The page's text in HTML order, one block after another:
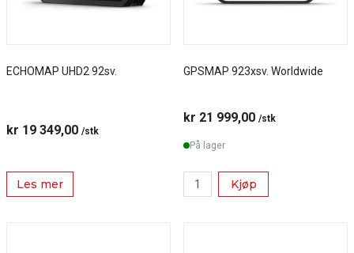
ECHOMAP UHD2 92sv.
kr 19 349,00 /stk
Les mer
GPSMAP 923xsv. Worldwide
kr 21 999,00 /stk
På lager
Kjøp